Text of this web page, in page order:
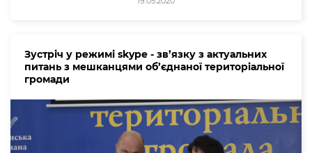
Зустріч у режимі skype - зв’язку з актуальних
питань з мешканцями об’єднаної територіальної
громади